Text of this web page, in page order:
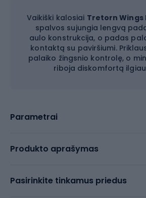
Vaikiški kalosiai Tretorn Wings
spalvos sujungia lengvą
aulo konstrukcija, o padas
kontaktą su paviršiumi.
palaiko žingsnio kontrolę, o
riboja diskomfortą
Parametrai
Produkto aprašymas
Pasirinkite tinkamus priedus